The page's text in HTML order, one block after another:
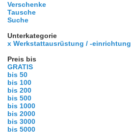
Verschenke
Tausche
Suche
Unterkategorie
x Werkstattausrüstung / -einrichtung
Preis bis
GRATIS
bis 50
bis 100
bis 200
bis 500
bis 1000
bis 2000
bis 3000
bis 5000